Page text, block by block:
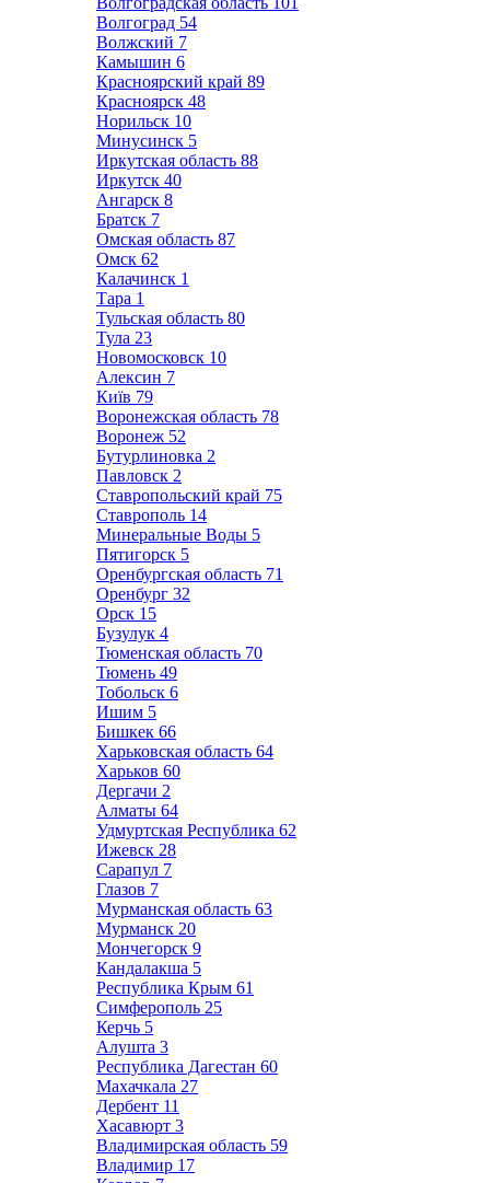
Волгоград 54
Волжский 7
Камышин 6
Красноярский край 89
Красноярск 48
Норильск 10
Минусинск 5
Иркутская область 88
Иркутск 40
Ангарск 8
Братск 7
Омская область 87
Омск 62
Калачинск 1
Тара 1
Тульская область 80
Тула 23
Новомосковск 10
Алексин 7
Київ 79
Воронежская область 78
Воронеж 52
Бутурлиновка 2
Павловск 2
Ставропольский край 75
Ставрополь 14
Минеральные Воды 5
Пятигорск 5
Оренбургская область 71
Оренбург 32
Орск 15
Бузулук 4
Тюменская область 70
Тюмень 49
Тобольск 6
Ишим 5
Бишкек 66
Харьковская область 64
Харьков 60
Дергачи 2
Алматы 64
Удмуртская Республика 62
Ижевск 28
Сарапул 7
Глазов 7
Мурманская область 63
Мурманск 20
Мончегорск 9
Кандалакша 5
Республика Крым 61
Симферополь 25
Керчь 5
Алушта 3
Республика Дагестан 60
Махачкала 27
Дербент 11
Хасавюрт 3
Владимирская область 59
Владимир 17